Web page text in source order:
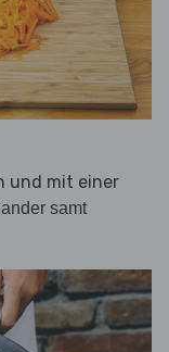
und mit einer
samt